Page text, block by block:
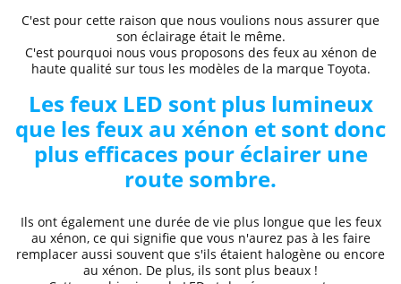
C'est pour cette raison que nous voulions nous assurer que
son éclairage était le même.
C'est pourquoi nous vous proposons des feux au xénon de
haute qualitésur tous les modèles de la marque Toyota.
Les feux LED sont plus lumineux
que les feux au xénon et sont donc
plus efficaces pour éclairer une
route sombre.
Ils ont également une durée de vie plus longue que les feux
au xénon, ce qui signifie que vous n'aurez pas à les faire
remplacer aussi souvent que s'ils étaient halogène ou encore
au xénon. De plus, ils sont plus beaux !